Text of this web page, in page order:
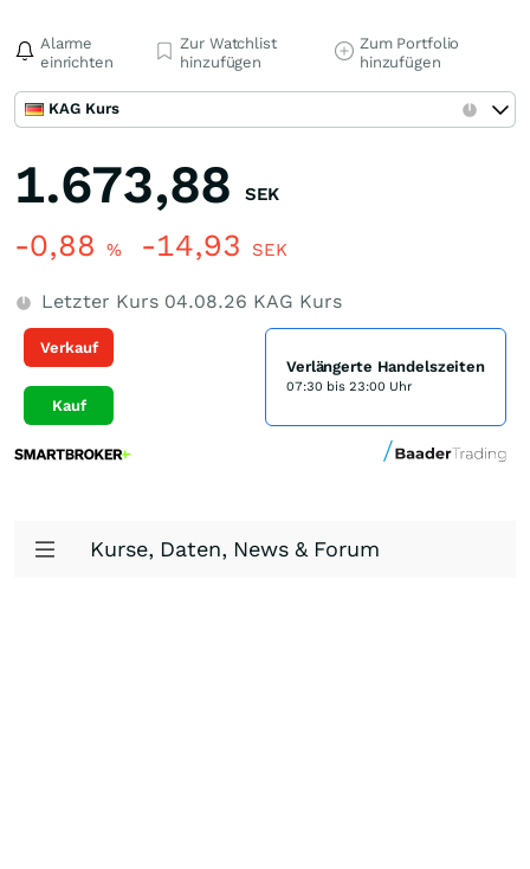
Alarme
einrichten
Zur Watchlist
hinzufügen
Zum Portfolio
hinzufügen
KAG Kurs
1.673,88 SEK
-0,88 % -14,93 SEK
Letzter Kurs 04.08.26 KAG Kurs
Verkauf
Kauf
Verlängerte Handelszeiten
07:30 bis 23:00 Uhr
Kurse, Daten, News & Forum